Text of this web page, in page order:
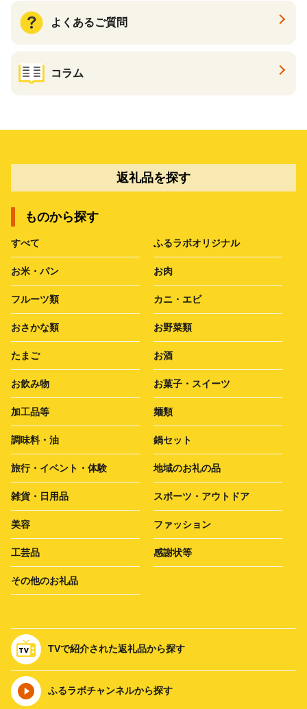
よくあるご質問
コラム
返礼品を探す
ものから探す
すべて ふるラボオリジナル
お米・パン お肉
フルーツ類 カニ・エビ
おさかな類 お野菜類
たまご お酒
お飲み物 お菓子・スイーツ
加工品等 麺類
調味料・油 鍋セット
旅行・イベント・体験 地域のお礼の品
雑貨・日用品 スポーツ・アウトドア
美容 ファッション
工芸品 感謝状等
その他のお礼品
TVで紹介された返礼品から探す
ふるラボチャンネルから探す